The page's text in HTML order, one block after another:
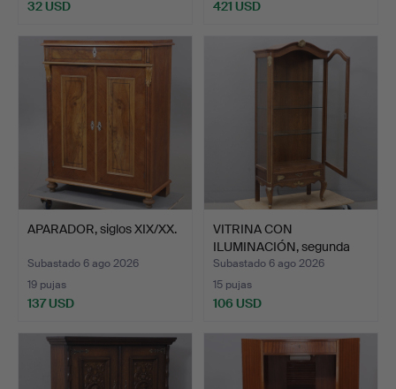
32 USD 421 USD
APARADOR, siglos XIX/XX.
Subastado 6 ago 2026
19 pujas
137 USD
VITRINA CON
ILUMINACIÓN, segunda
mitad del…
Subastado 6 ago 2026
15 pujas
106 USD